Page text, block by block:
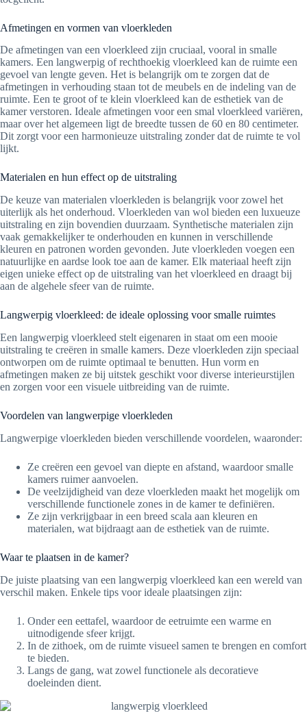
Afmetingen en vormen van vloerkleden
De afmetingen van een vloerkleed zijn cruciaal, vooral in smalle
kamers. Een langwerpig of rechthoekig vloerkleed kan de ruimte een
gevoel van lengte geven. Het is belangrijk om te zorgen dat de
afmetingen in verhouding staan tot de meubels en de indeling van de
ruimte. Een te groot of te klein vloerkleed kan de esthetiek van de
kamer verstoren. Ideale afmetingen voor een smal vloerkleed variëren,
maar over het algemeen ligt de breedte tussen de 60 en 80 centimeter.
Dit zorgt voor een harmonieuze uitstraling zonder dat de ruimte te vol
lijkt.
Materialen en hun effect op de uitstraling
De keuze van materialen vloerkleden is belangrijk voor zowel het
uiterlijk als het onderhoud. Vloerkleden van wol bieden een luxueuze
uitstraling en zijn bovendien duurzaam. Synthetische materialen zijn
vaak gemakkelijker te onderhouden en kunnen in verschillende
kleuren en patronen worden gevonden. Jute vloerkleden voegen een
natuurlijke en aardse look toe aan de kamer. Elk materiaal heeft zijn
eigen unieke effect op de uitstraling van het vloerkleed en draagt bij
aan de algehele sfeer van de ruimte.
Langwerpig vloerkleed: de ideale oplossing voor smalle ruimtes
Een langwerpig vloerkleed stelt eigenaren in staat om een mooie
uitstraling te creëren in smalle kamers. Deze vloerkleden zijn speciaal
ontworpen om de ruimte optimaal te benutten. Hun vorm en
afmetingen maken ze bij uitstek geschikt voor diverse interieurstijlen
en zorgen voor een visuele uitbreiding van de ruimte.
Voordelen van langwerpige vloerkleden
Langwerpige vloerkleden bieden verschillende voordelen, waaronder:
Ze creëren een gevoel van diepte en afstand, waardoor smalle
kamers ruimer aanvoelen.
De veelzijdigheid van deze vloerkleden maakt het mogelijk om
verschillende functionele zones in de kamer te definiëren.
Ze zijn verkrijgbaar in een breed scala aan kleuren en
materialen, wat bijdraagt aan de esthetiek van de ruimte.
Waar te plaatsen in de kamer?
De juiste plaatsing van een langwerpig vloerkleed kan een wereld van
verschil maken. Enkele tips voor ideale plaatsingen zijn:
Onder een eettafel, waardoor de eetruimte een warme en
uitnodigende sfeer krijgt.
In de zithoek, om de ruimte visueel samen te brengen en comfort
te bieden.
Langs de gang, wat zowel functionele als decoratieve
doeleinden dient.